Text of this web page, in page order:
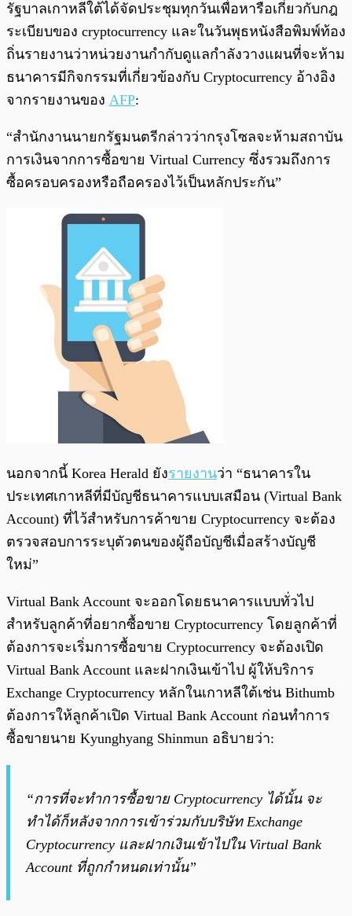
รัฐบาลเกาหลีใต้ได้จัดประชุมทุกวันเพื่อหารือเกี่ยวกับกฎ
ระเบียบของ cryptocurrency และในวันพุธหนังสือพิมพ์ท้อง
ถิ่นรายงานว่าหน่วยงานกำกับดูแลกำลังวางแผนที่จะห้าม
ธนาคารมีกิจกรรมที่เกี่ยวข้องกับ Cryptocurrency อ้างอิง
จากรายงานของ AFP:
“สำนักงานนายกรัฐมนตรีกล่าวว่ากรุงโซลจะห้ามสถาบัน
การเงินจากการซื้อขาย Virtual Currency ซึ่งรวมถึงการ
ซื้อครอบครองหรือถือครองไว้เป็นหลักประกัน”
นอกจากนี้ Korea Herald ยังรายงานว่า “ธนาคารใน
ประเทศเกาหลีที่มีบัญชีธนาคารแบบเสมือน (Virtual Bank
Account) ที่ไว้สำหรับการค้าขาย Cryptocurrency จะต้อง
ตรวจสอบการระบุตัวตนของผู้ถือบัญชีเมื่อสร้างบัญชี
ใหม่”
Virtual Bank Account จะออกโดยธนาคารแบบทั่วไป
สำหรับลูกค้าที่อยากซื้อขาย Cryptocurrency โดยลูกค้าที่
ต้องการจะเริ่มการซื้อขาย Cryptocurrency จะต้องเปิด
Virtual Bank Account และฝากเงินเข้าไป ผู้ให้บริการ
Exchange Cryptocurrency หลักในเกาหลีใต้เช่น Bithumb
ต้องการให้ลูกค้าเปิด Virtual Bank Account ก่อนทำการ
ซื้อขายนาย Kyunghyang Shinmun อธิบายว่า:
“การที่จะทำการซื้อขาย Cryptocurrency ได้นั้น จะ
ทำได้ก็หลังจากการเข้าร่วมกับบริษัท Exchange
Cryptocurrency และฝากเงินเข้าไปใน Virtual Bank
Account ที่ถูกกำหนดเท่านั้น”